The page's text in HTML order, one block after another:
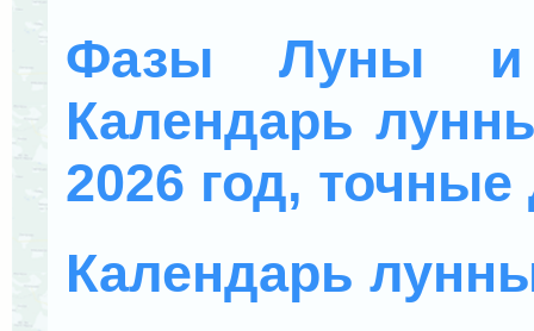
Фазы Луны и
Календарь
2026 год,
Календарь